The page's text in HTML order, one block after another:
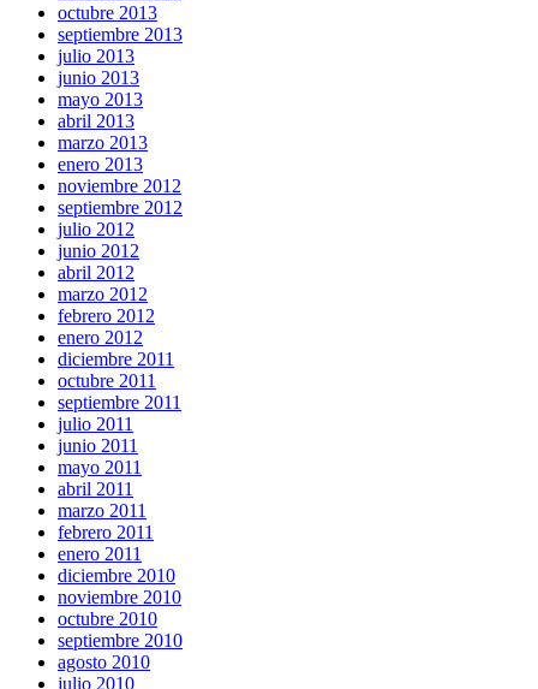
octubre 2013
septiembre 2013
julio 2013
junio 2013
mayo 2013
abril 2013
marzo 2013
enero 2013
noviembre 2012
septiembre 2012
julio 2012
junio 2012
abril 2012
marzo 2012
febrero 2012
enero 2012
diciembre 2011
octubre 2011
septiembre 2011
julio 2011
junio 2011
mayo 2011
abril 2011
marzo 2011
febrero 2011
enero 2011
diciembre 2010
noviembre 2010
octubre 2010
septiembre 2010
agosto 2010
julio 2010